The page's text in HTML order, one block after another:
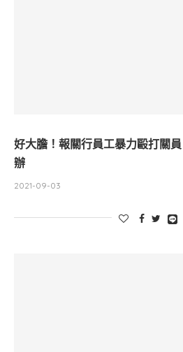
好大膽！報關行員工暴力毆打關
辦
2021-09-03